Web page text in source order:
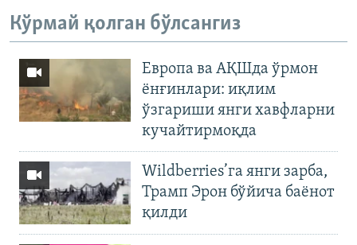
Кўрмай қолган бўлсангиз
Европа ва АҚШда ўрмон
ёнғинлари: иқлим
ўзгариши янги хавфларни
кучайтирмоқда
Wildberries’га янги зарба,
Трамп Эрон бўйича баёнот
қилди